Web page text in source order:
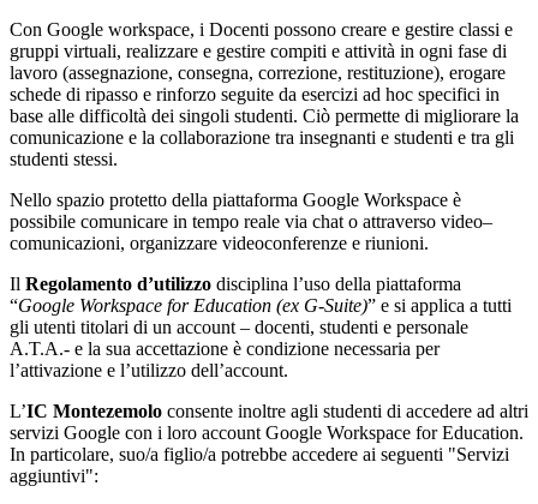
Con Google workspace, i Docenti possono creare e gestire classi e
gruppi virtuali, realizzare e gestire compiti e attività in ogni fase di
lavoro (assegnazione, consegna, correzione, restituzione), erogare
schede di ripasso e rinforzo seguite da esercizi ad hoc specifici in
base alle difficoltà dei singoli studenti. Ciò permette di migliorare la
comunicazione e la collaborazione tra insegnanti e studenti e tra gli
studenti stessi.
Nello spazio protetto della piattaforma Google Workspace è
possibile comunicare in tempo reale via chat o attraverso video–
comunicazioni, organizzare videoconferenze e riunioni.
Il Regolamento d’utilizzo disciplina l’uso della piattaforma
“Google Workspace for Education (ex G-Suite)” e si applica a tutti
gli utenti titolari di un account – docenti, studenti e personale
A.T.A.- e la sua accettazione è condizione necessaria per
l’attivazione e l’utilizzo dell’account.
L’IC Montezemolo consente inoltre agli studenti di accedere ad altri
servizi Google con i loro account Google Workspace for Education.
In particolare, suo/a figlio/a potrebbe accedere ai seguenti "Servizi
aggiuntivi":